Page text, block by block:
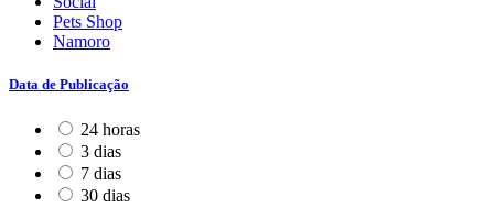
Pets Shop
Namoro
Data de Publicação
24 horas
3 dias
7 dias
30 dias